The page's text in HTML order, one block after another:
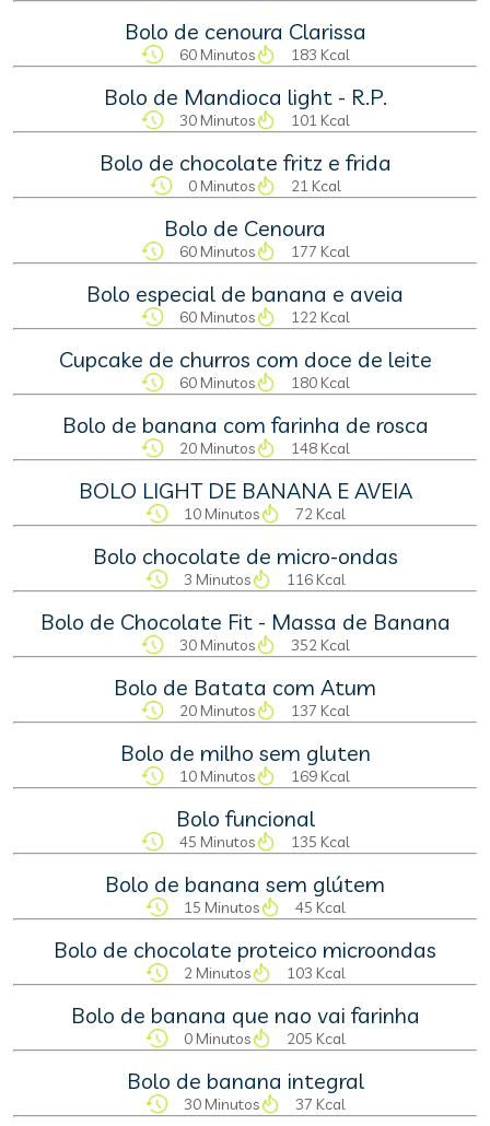
Bolo de cenoura Clarissa
60 Minutos 183 Kcal
Bolo de Mandioca light - R.P.
30 Minutos 101 Kcal
Bolo de chocolate fritz e frida
0 Minutos 21 Kcal
Bolo de Cenoura
60 Minutos 177 Kcal
Bolo especial de banana e aveia
60 Minutos 122 Kcal
Cupcake de churros com doce de leite
60 Minutos 180 Kcal
Bolo de banana com farinha de rosca
20 Minutos 148 Kcal
BOLO LIGHT DE BANANA E AVEIA
10 Minutos 72 Kcal
Bolo chocolate de micro-ondas
3 Minutos 116 Kcal
Bolo de Chocolate Fit - Massa de Banana
30 Minutos 352 Kcal
Bolo de Batata com Atum
20 Minutos 137 Kcal
Bolo de milho sem gluten
10 Minutos 169 Kcal
Bolo funcional
45 Minutos 135 Kcal
Bolo de banana sem glútem
15 Minutos 45 Kcal
Bolo de chocolate proteico microondas
2 Minutos 103 Kcal
Bolo de banana que nao vai farinha
0 Minutos 205 Kcal
Bolo de banana integral
30 Minutos 37 Kcal